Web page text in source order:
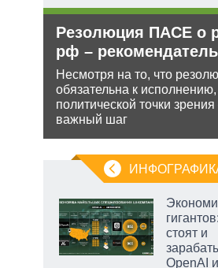
Резолюция ПАСЕ о
рф –
Несмотря на то, что
обязательна к исполнению,
политической точки
важный шаг
стоят и
OpenAI